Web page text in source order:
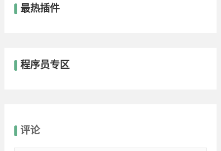
最热插件
程序员专区
评论